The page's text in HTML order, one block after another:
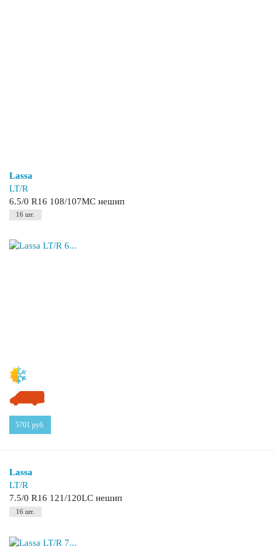
Lassa
LT/R
6.5/0 R16 108/107МC нешип
16 шт.
5701 руб.
Lassa
LT/R
7.5/0 R16 121/120LC нешип
16 шт.